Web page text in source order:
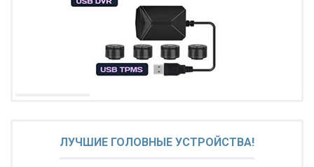
ЛУЧШИЕ ГОЛОВНЫЕ УСТРОЙСТВА!